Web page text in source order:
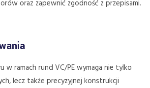
oraz zapewnić zgodność z przepisami.
w ramach rund VC/PE wymaga nie tylko
lecz także precyzyjnej konstrukcji